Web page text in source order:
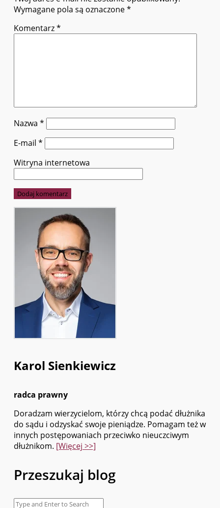
Wymagane pola są oznaczone*
Komentarz*
Nazwa *
E-mail *
Witryna internetowa
Karol Sienkiewicz
radca prawny
Doradzam wierzycielom, którzy chcą podać dłużnika
do sądu i odzyskać swoje pieniądze. Pomagam też w
innych postępowaniach przeciwko nieuczciwym
dłużnikom. [Więcej >>]
Przeszukaj blog